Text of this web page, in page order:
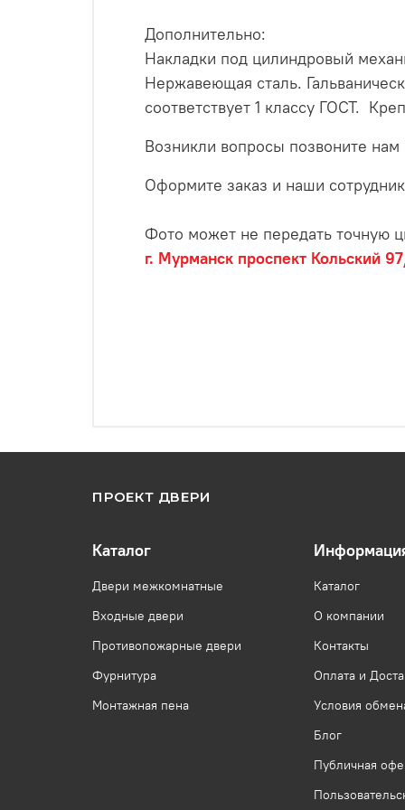
Дополнительно:
Накладки под цилиндровый
Нержавеющая сталь.
соответствует 1 классу ГОСТ.
Возникли вопросы позвоните нам
Оформите заказ и наши
Фото может не передать точную
г. Мурманск проспект Кольский
ПРОЕКТ ДВЕРИ
Каталог
Двери межкомнатные
Входные двери
Противопожарные двери
Фурнитура
Монтажная пена
Каталог
О компании
Контакты
Оплата и
Условия
Блог
Публичная